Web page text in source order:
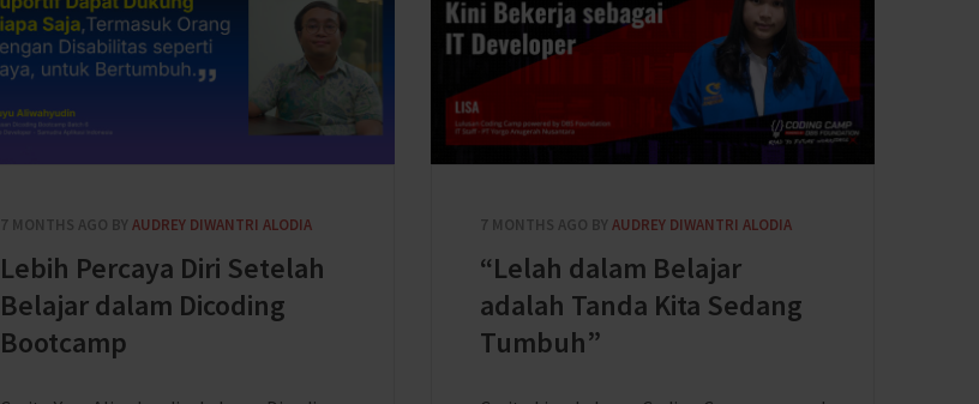
7 MONTHS AGO BY AUDREY DIWANTRI ALODIA
Lebih Percaya Diri Setelah
Belajar dalam Dicoding
Bootcamp
7 MONTHS AGO BY AUDREY DIWANTRI ALODIA
“Lelah dalam Belajar
adalah Tanda Kita Sedang
Tumbuh”